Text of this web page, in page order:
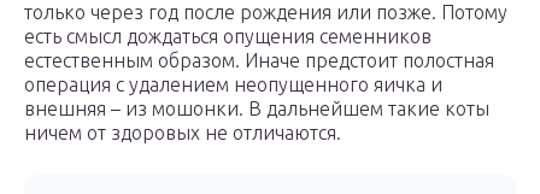
только через год после рождения или позже. Потому
есть смысл дождаться опущения семенников
естественным образом. Иначе предстоит полостная
операция с удалением неопущенного яичка и
внешняя – из мошонки. В дальнейшем такие коты
ничем от здоровых не отличаются.